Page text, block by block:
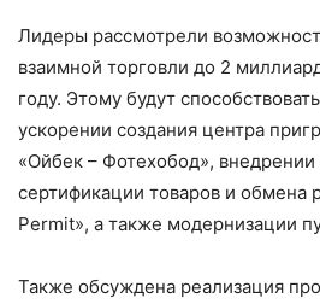
Лидеры рассмотрели
взаимной торговли до 2
году. Этому будут
ускорении создания центра
«Ойбек – Фотехобод»,
сертификации товаров и обмена
Permit», а также модернизации
Также обсуждена реализация